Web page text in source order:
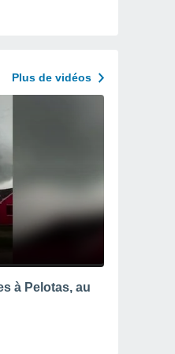
Plus de vidéos
à Pelotas, au